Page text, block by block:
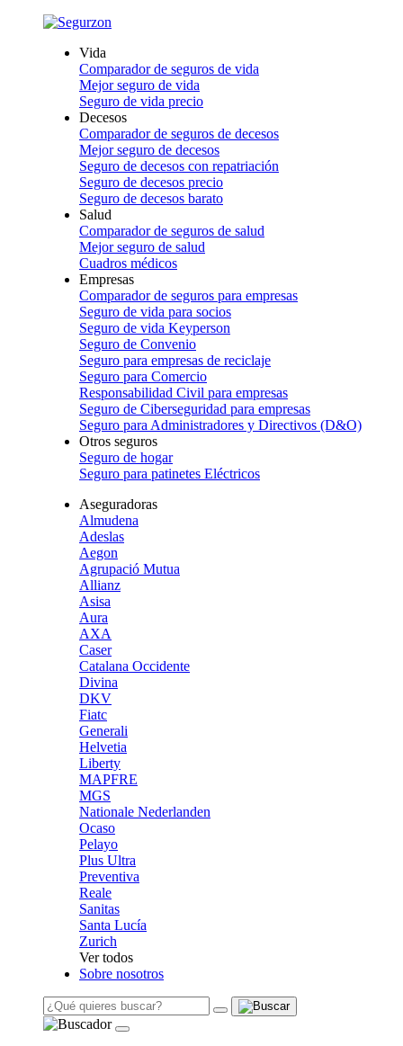
Vida
Comparador de seguros de vida
Mejor seguro de vida
Seguro de vida precio
Decesos
Comparador de seguros de decesos
Mejor seguro de decesos
Seguro de decesos con repatriación
Seguro de decesos precio
Seguro de decesos barato
Salud
Comparador de seguros de salud
Mejor seguro de salud
Cuadros médicos
Empresas
Comparador de seguros para empresas
Seguro de vida para socios
Seguro de vida Keyperson
Seguro de Convenio
Seguro para empresas de reciclaje
Seguro para Comercio
Responsabilidad Civil para empresas
Seguro de Ciberseguridad para empresas
Seguro para Administradores y Directivos (D&O)
Otros seguros
Seguro de hogar
Seguro para patinetes Eléctricos
Aseguradoras
Almudena
Adeslas
Aegon
Agrupació Mutua
Allianz
Asisa
Aura
AXA
Caser
Catalana Occidente
Divina
DKV
Fiatc
Generali
Helvetia
Liberty
MAPFRE
MGS
Nationale Nederlanden
Ocaso
Pelayo
Plus Ultra
Preventiva
Reale
Sanitas
Santa Lucía
Zurich
Ver todos
Sobre nosotros